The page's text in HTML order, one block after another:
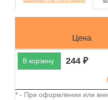
Цена
В корзину 244 ₽
* - При оформлении или